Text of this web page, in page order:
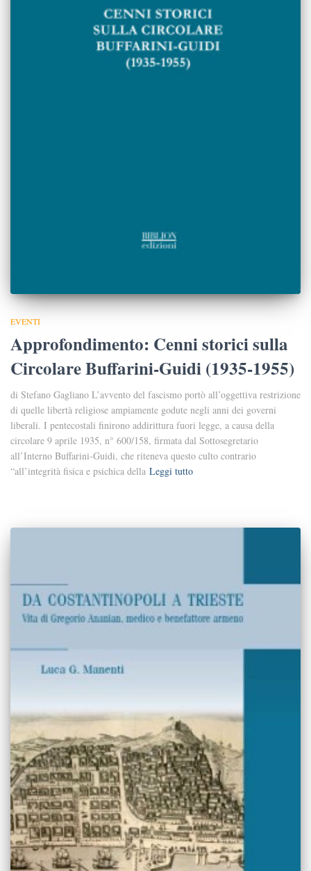
EVENTI
Approfondimento: Cenni storici sulla
Circolare Buffarini-Guidi (1935-1955)
di Stefano Gagliano L’avvento del fascismo portò all’oggettiva restrizione
di quelle libertà religiose ampiamente godute negli anni dei governi
liberali. I pentecostali finirono addirittura fuori legge, a causa della
circolare 9 aprile 1935, n° 600/158, firmata dal Sottosegretario
all’Interno Buffarini-Guidi, che riteneva questo culto contrario
“all’integrità fisica e psichica della Leggi tutto